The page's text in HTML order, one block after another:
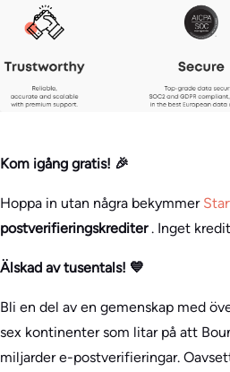
Kom igång gratis! 🎉
Hoppa in utan några bekymmer
postverifieringskrediter . Inget
Älskad av tusentals! 💙
Bli en del av en gemenskap med
sex kontinenter som litar på att
miljarder e-postverifieringar.